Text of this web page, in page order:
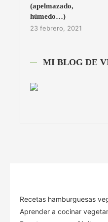
(apelmazado,
húmedo…)
23 febrero, 2021
MI BLOG DE
Recetas hamburguesas
Aprender a cocinar